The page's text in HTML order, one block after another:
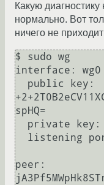
Какую
нормально. Вот
ничего не
$ sudo wg
interface: wg0
spHQ=
peer: